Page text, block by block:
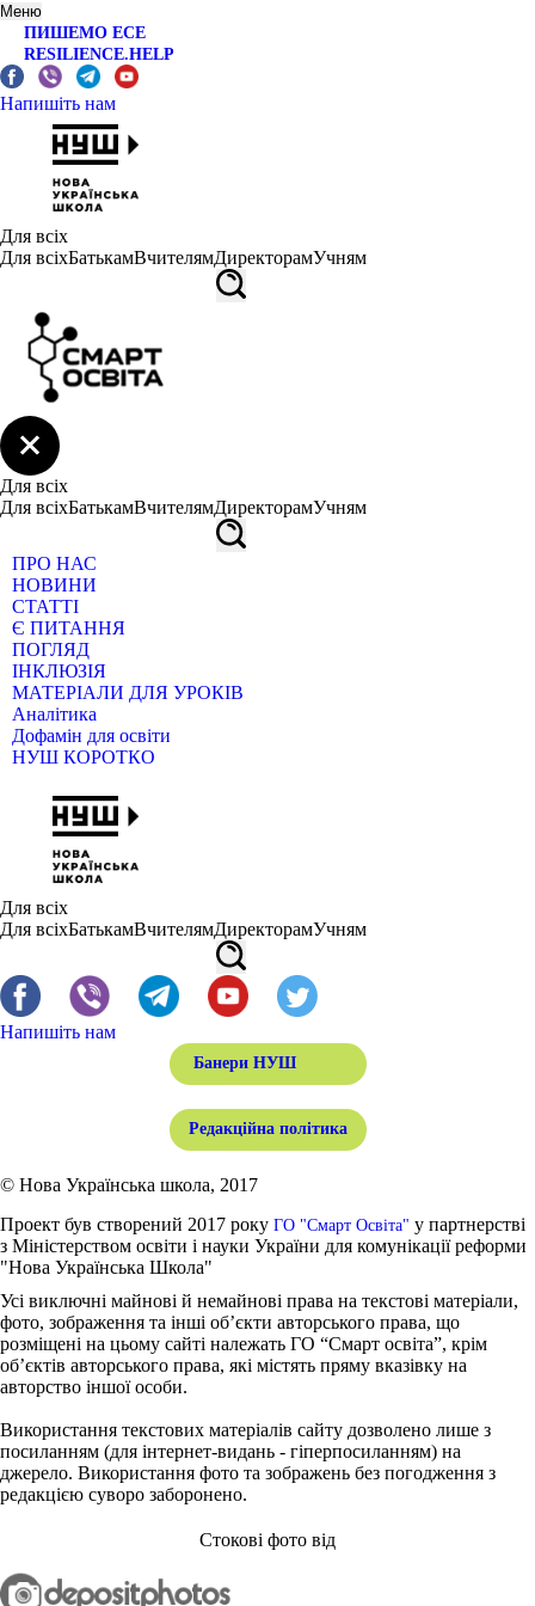
Меню
ПИШЕМО ЕСЕ
RESILIENCE.HELP
Напишіть нам
Для всіх
Для всіхБатькамВчителямДиректорамУчням
Для всіх
Для всіхБатькамВчителямДиректорамУчням
ПРО НАС
НОВИНИ
СТАТТІ
Є ПИТАННЯ
ПОГЛЯД
ІНКЛЮЗІЯ
МАТЕРІАЛИ ДЛЯ УРОКІВ
Аналітика
Дофамін для освіти
НУШ КОРОТКО
Для всіх
Для всіхБатькамВчителямДиректорамУчням
Напишіть нам
Банери НУШ
Редакційна політика
© Нова Українська школа, 2017
Проект був створений 2017 року ГО "Смарт Освіта" у партнерстві
з Міністерством освіти і науки України для комунікації реформи
"Нова Українська Школа"
Усі виключні майнові й немайнові права на текстові матеріали,
фото, зображення та інші об’єкти авторського права, що
розміщені на цьому сайті належать ГО “Смарт освіта”, крім
об’єктів авторського права, які містять пряму вказівку на
авторство іншої особи.
Використання текстових матеріалів сайту дозволено лише з
посиланням (для інтернет-видань - гіперпосиланням) на
джерело. Використання фото та зображень без погодження з
редакцією суворо заборонено.
Стокові фото від